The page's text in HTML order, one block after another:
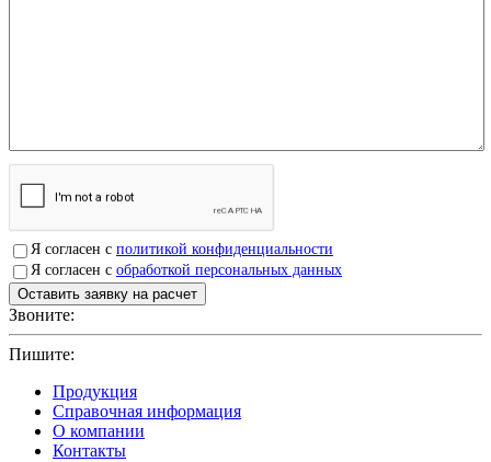
Я согласен с политикой конфиденциальности
Я согласен с обработкой персональных данных
Звоните:
Пишите:
Продукция
Справочная информация
О компании
Контакты